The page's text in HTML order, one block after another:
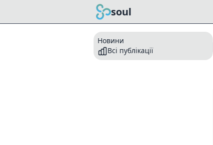
soul
Новини
Всі публікації